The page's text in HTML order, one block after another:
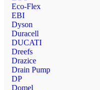
Eco-Flex
EBI
Dyson
Duracell
DUCATI
Dreefs
Drazice
Drain Pump
DP
Domel